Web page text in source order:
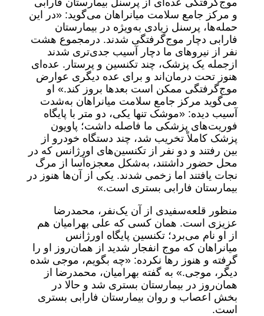
موج‌گرفتگی عده‌ای از پرسنل بیمارستان فارابی
و مرکز جامع سلامت میانراهان می‌گوید: «در این
حمله‌ها، پرسنل زیادی به‌ویژه در بیمارستان
فارابی دچار موج‌گرفتگی شدند. درمجموع هشت
نفر از نیروهای ما دچار آسیب جدی‌تری شدند
ازجمله یک پزشک، چند تکنسین و پرستار. عده‌ای
هنوز تحت درمان‌اند و برای عده دیگری عوارض
موج‌گرفتگی ممکن است بعدها بروز کند.» او
می‌گوید مرکز جامع سلامت میانراهان به‌شدت
آسیب دیده: «موشک تنها یکی، دو متر با پایگاه
فوریت‌های پزشکی ما فاصله داشت؛ پاویون
پزشک کاملاً تخریب شد، چند دستگاه خودرو از
بین رفتند و دو نفر از تکنسین‌های اورژانس که در
محل حضور داشتند، به‌شکل معجزه‌آسا از مرگ
نجات یافتند اما زخمی شدند. یکی از آن‌ها هنوز در
بیمارستان فارابی بستری است.»
منظور قلعه‌سفیدی از آن یک‌نفر، محمدرضا
عزیزی است. همان کسی که علی بهرامیان هم
از او نام می‌برد؛ تکنسین پایگاه اورژانس
میانراهان که موج انفجار شدید از همان‌روز او را
گرفته و هنوز رها نکرده: «چه بگویم، موجی شده
دیگر، موجی.» به گفته بهرامیان، محمدرضا از
همان‌روز در بیمارستان بستری شد و حالا در
بخش اعصاب و روان بیمارستان فارابی بستری
است.